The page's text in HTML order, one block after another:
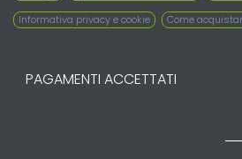
Informativa privacy e cookie
Come
PAGAMENTI ACCETTATI